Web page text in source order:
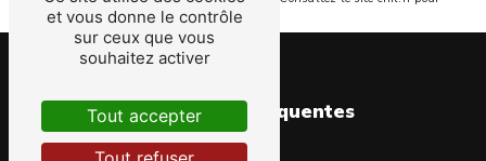
plus d’informations sur vos droits.
Recherches fréquentes
et vous donne le contrôle
sur ceux que vous
souhaitez activer
Tout accepter